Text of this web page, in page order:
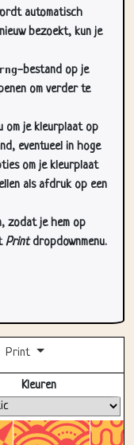
-bestand op je
om verder te
je kleurplaat op
eventueel in hoge
om je kleurplaat
als afdruk op een
zodat je hem op
Kleuren